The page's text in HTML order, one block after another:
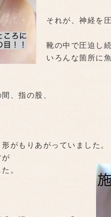
それが、神経を
靴の中で圧迫し
いろんな箇所に
、指の股、
がもりあがっていました。
。